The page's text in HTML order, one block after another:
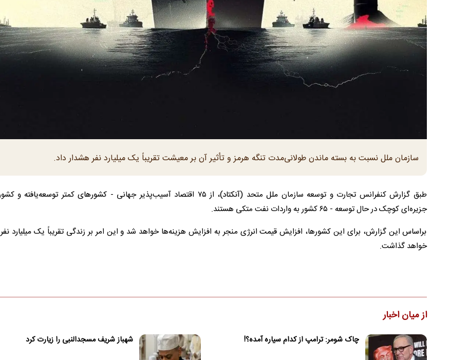
سازمان ملل نسبت به بسته ماندن طولانی‌مدت تنگه هرمز و تأثیر آن بر معیشت تقریباً یک میلیارد نفر هشدار داد.
طبق گزارش کنفرانس تجارت و توسعه سازمان ملل متحد (آنکتاد)، از ۷۵ اقتصاد آسیب‌پذیر جهانی - کشورهای کمتر
جزیره‌ای کوچک در حال توسعه - ۶۵ کشور به واردات نفت متکی هستند.
براساس این گزارش، برای این کشورها، افزایش قیمت انرژی منجر به افزایش هزینه‌ها خواهد شد و این امر بر زندگی تقریباً یک میلیارد نفر
خواهد گذاشت.
از میان اخبار
چاک شومر: ترامپ از کدام سیاره آمده؟! شهباز شریف مسجدالنبی را زیارت کرد